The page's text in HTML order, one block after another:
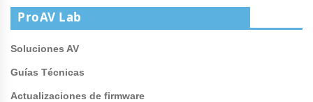
ProAV Lab
Soluciones AV
Guías Técnicas
Actualizaciones de firmware